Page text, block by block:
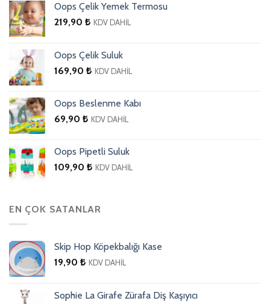
Oops Çelik Yemek Termosu
219,90 ₺ KDV DAHİL
Oops Çelik Suluk
169,90 ₺ KDV DAHİL
Oops Beslenme Kabı
69,90 ₺ KDV DAHİL
Oops Pipetli Suluk
109,90 ₺ KDV DAHİL
EN ÇOK SATANLAR
Skip Hop Köpekbalığı Kase
19,90 ₺ KDV DAHİL
Sophie La Girafe Zürafa Diş Kaşıyıcı